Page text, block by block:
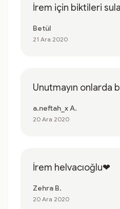
İrem için biktileri
Betül
21 Ara 2020
Unutmayın onlarda
a.neftah_x A.
20 Ara 2020
İrem helvacıoğlu❤
Zehra B.
20 Ara 2020